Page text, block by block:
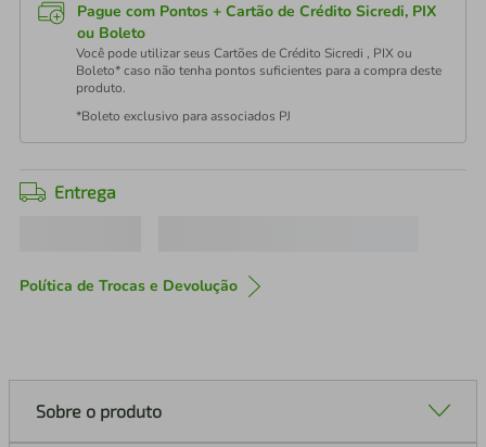
Pague com Pontos + Cartão de Crédito Sicredi, PIX
ou Boleto
Você pode utilizar seus Cartões de Crédito Sicredi , PIX ou
Boleto* caso não tenha pontos suficientes para a compra deste
produto.
*Boleto exclusivo para associados PJ
Entrega
Política de Trocas e Devolução
Sobre o produto